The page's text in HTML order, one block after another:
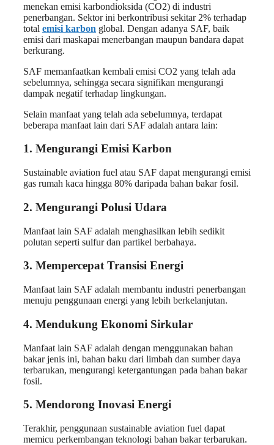
menekan emisi karbondioksida (CO2) di industri
penerbangan. Sektor ini berkontribusi sekitar 2% terhadap
total emisi karbon global. Dengan adanya SAF, baik
emisi dari maskapai menerbangan maupun bandara dapat
berkurang.
SAF memanfaatkan kembali emisi CO2 yang telah ada
sebelumnya, sehingga secara signifikan mengurangi
dampak negatif terhadap lingkungan.
Selain manfaat yang telah ada sebelumnya, terdapat
beberapa manfaat lain dari SAF adalah antara lain:
1. Mengurangi Emisi Karbon
Sustainable aviation fuel atau SAF dapat mengurangi emisi
gas rumah kaca hingga 80% daripada bahan bakar fosil.
2. Mengurangi Polusi Udara
Manfaat lain SAF adalah menghasilkan lebih sedikit
polutan seperti sulfur dan partikel berbahaya.
3. Mempercepat Transisi Energi
Manfaat lain SAF adalah membantu industri penerbangan
menuju penggunaan energi yang lebih berkelanjutan.
4. Mendukung Ekonomi Sirkular
Manfaat lain SAF adalah dengan menggunakan bahan
bakar jenis ini, bahan baku dari limbah dan sumber daya
terbarukan, mengurangi ketergantungan pada bahan bakar
fosil.
5. Mendorong Inovasi Energi
Terakhir, penggunaan sustainable aviation fuel dapat
memicu perkembangan teknologi bahan bakar terbarukan.